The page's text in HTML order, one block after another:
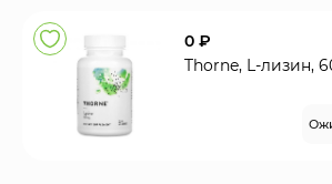
0 ₽
Thorne, L-лизин,